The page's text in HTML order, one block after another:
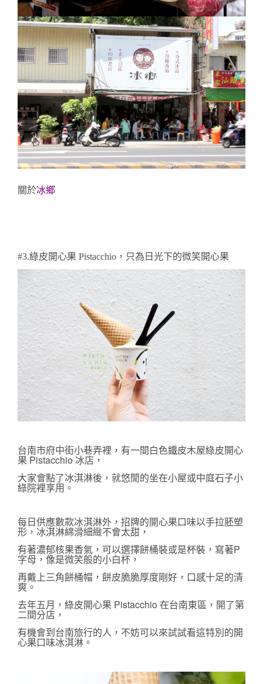
關於冰鄉
#3.綠皮開心果 Pistacchio，只為日光下的微笑開心果
台南市府中街小巷弄裡，有一間白色鐵皮木屋綠皮開心
果 Pistacchio 冰店，
大家會點了冰淇淋後，就悠閒的坐在小屋或中庭石子小
綠院裡享用。
每日供應數款冰淇淋外，招牌的開心果口味以手拉胚塑
形，冰淇淋綿滑細緻不會太甜，
有著濃郁核果香氣，可以選擇餅桶裝或是杯裝，寫著P
字母，像是微笑般的小白杯，
再戴上三角餅桶帽， 餅皮脆脆厚度剛好，口感十足的清
爽。
去年五月，綠皮開心果 Pistacchio 在台南東區，開了第
二間分店，
有機會到台南旅行的人，不妨可以來試試看這特別的開
心果口味冰淇淋。